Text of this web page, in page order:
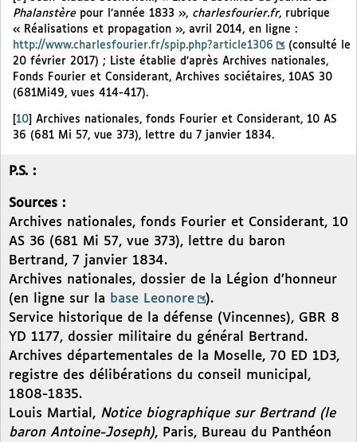
Phalanstèrepour l’année 1833 », charlesfourier.fr, rubrique
« Réalisations et propagation », avril 2014, en ligne :
http://www.charlesfourier.fr/spip.php?article1306
(consulté le
20 février 2017) ; Liste établie d’après Archives nationales,
Fonds Fourier et Considerant, Archives sociétaires, 10AS 30
(681Mi49, vues 414-417).
10
Archives nationales, fonds Fourier et Considerant, 10 AS
36 (681 Mi 57, vue 373), lettre du 7 janvier 1834.
P.S. :
Sources :
Archives nationales, fonds Fourier et Considerant, 10
AS 36 (681 Mi 57, vue 373), lettre du baron
Bertrand, 7 janvier 1834.
Archives nationales, dossier de la Légion d’honneur
(en ligne sur la base Leonore
).
Service historique de la défense (Vincennes), GBR 8
YD 1177, dossier militaire du général Bertrand.
Archives départementales de la Moselle, 70 ED 1D3,
registre des délibérations du conseil municipal,
1808-1835.
Louis Martial, Notice biographique sur Bertrand (le
baron Antoine-Joseph), Paris, Bureau du Panthéon